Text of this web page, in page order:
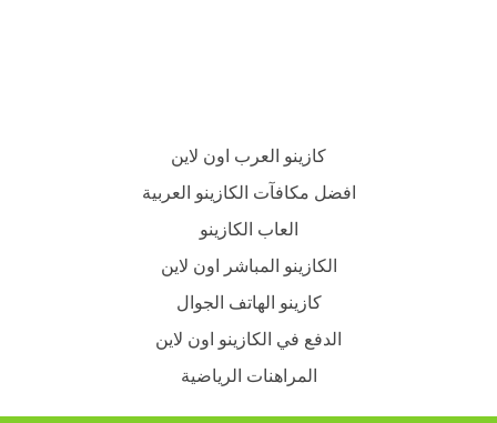
كازينو العرب اون لاين
افضل مكافآت الكازينو العربية
العاب الكازينو
الكازينو المباشر اون لاين
كازينو الهاتف الجوال
الدفع في الكازينو اون لاين
المراهنات الرياضية